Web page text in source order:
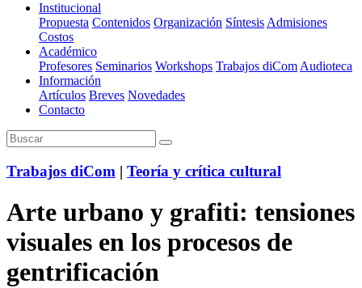
Institucional
Propuesta Contenidos Organización Síntesis Admisiones
Costos
Académico
Profesores Seminarios Workshops Trabajos diCom Audioteca
Información
Artículos Breves Novedades
Contacto
Trabajos diCom | Teoría y crítica cultural
Arte urbano y grafiti: tensiones
visuales en los procesos de
gentrificación